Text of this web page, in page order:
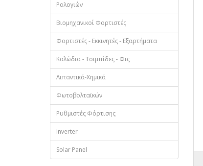
Ρολογιών
Βιομηχανικοί Φορτιστές
Φορτιστές - Εκκινητές - Εξαρτήματα
Καλώδια - Τσιμπίδες - Φις
Λιπαντικά-Χημικά
Φωτοβολταϊκών
Ρυθμιστές Φόρτισης
Inverter
Solar Panel